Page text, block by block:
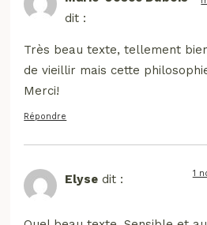
dit :
Très beau texte, tellement
de vieillir mais cette
Merci!
Répondre
Elyse dit : 1